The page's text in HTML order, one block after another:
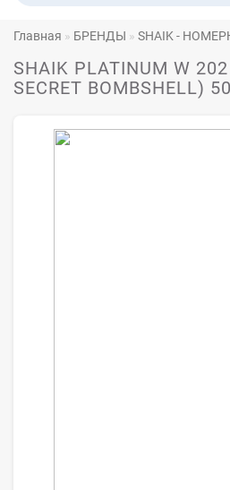
Главная БРЕНДЫ SHAIK -
SHAIK PLATINUM W
SECRET BOMBSHELL)